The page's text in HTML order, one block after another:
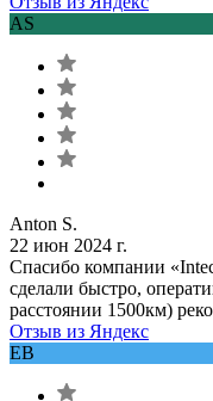
AS
Anton S.
22 июн 2024 г.
Спасибо компании
сделали быстро,
расстоянии 1500км)
Отзыв из Яндекс
ЕВ